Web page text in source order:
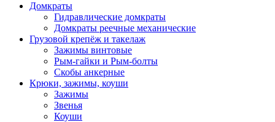
Домкраты
Гидравлические домкраты
Домкраты реечные механические
Грузовой крепёж и такелаж
Зажимы винтовые
Рым-гайки и Рым-болты
Скобы анкерные
Крюки, зажимы, коуши
Зажимы
Звенья
Коуши